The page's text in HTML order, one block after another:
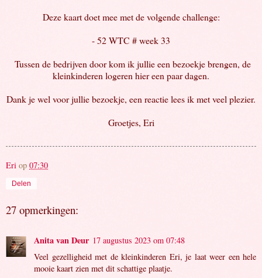
Deze kaart doet mee met de volgende challenge:
- 52 WTC # week 33
Tussen de bedrijven door kom ik jullie een bezoekje brengen, de
kleinkinderen logeren hier een paar dagen.
Dank je wel voor jullie bezoekje, een reactie lees ik met veel plezier.
Groetjes, Eri
Eri op 07:30
Delen
27 opmerkingen:
Anita van Deur 17 augustus 2023 om 07:48
Veel gezelligheid met de kleinkinderen Eri, je laat weer een hele
mooie kaart zien met dit schattige plaatje.